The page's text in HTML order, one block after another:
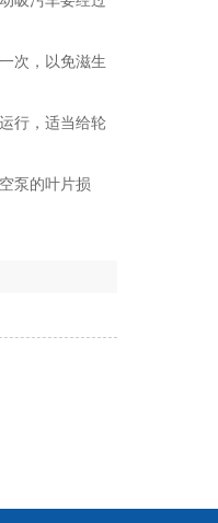
次，以免滋生
行，适当给轮
泵的叶片损